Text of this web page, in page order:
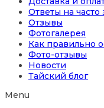
Ответы на
Отзывы
Фотогалерея
Как правильно
Фото-отзывы
Новости
Тайский блог
Menu